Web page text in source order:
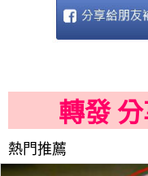
轉發
熱門推薦